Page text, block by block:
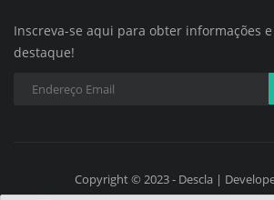
Inscreva-se aqui para obter informações
destaque!
Copyright © 2023 - Descla |